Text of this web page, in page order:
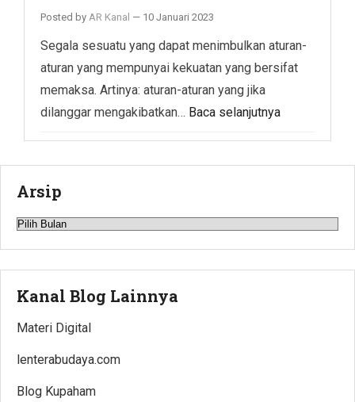
Posted by AR Kanal — 10 Januari 2023
Segala sesuatu yang dapat menimbulkan aturan-
aturan yang mempunyai kekuatan yang bersifat
memaksa. Artinya: aturan-aturan yang jika
dilanggar mengakibatkan… Baca selanjutnya
Arsip
Arsip
Kanal Blog Lainnya
Materi Digital
lenterabudaya.com
Blog Kupaham